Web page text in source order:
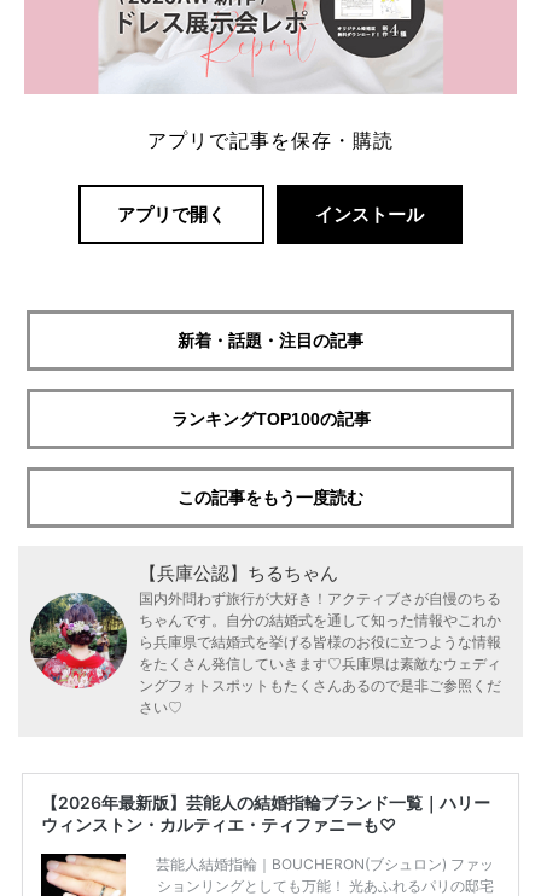
アプリで記事を保存・購読
アプリで開く インストール
新着・話題・注目の記事
ランキングTOP100の記事
この記事をもう一度読む
【兵庫公認】ちるちゃん
国内外問わず旅行が大好き！アクティブさが自慢のちる
ちゃんです。自分の結婚式を通して知った情報やこれか
ら兵庫県で結婚式を挙げる皆様のお役に立つような情報
をたくさん発信していきます♡兵庫県は素敵なウェディ
ングフォトスポットもたくさんあるので是非ご参照くだ
さい♡
【2026年最新版】芸能人の結婚指輪ブランド一覧｜ハリー
ウィンストン・カルティエ・ティファニーも♡
芸能人結婚指輪｜BOUCHERON(ブシュロン) ファッ
ションリングとしても万能！ 光あふれるパリの邸宅